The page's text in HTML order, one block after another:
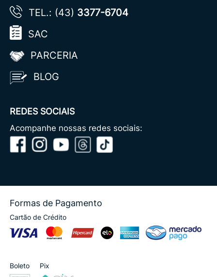
TEL.: (43) 3377-6704
SAC
PARCERIA
BLOG
REDES SOCIAIS
Acompanhe nossas redes sociais:
Formas de Pagamento
Cartão de Crédito
Boleto Pix